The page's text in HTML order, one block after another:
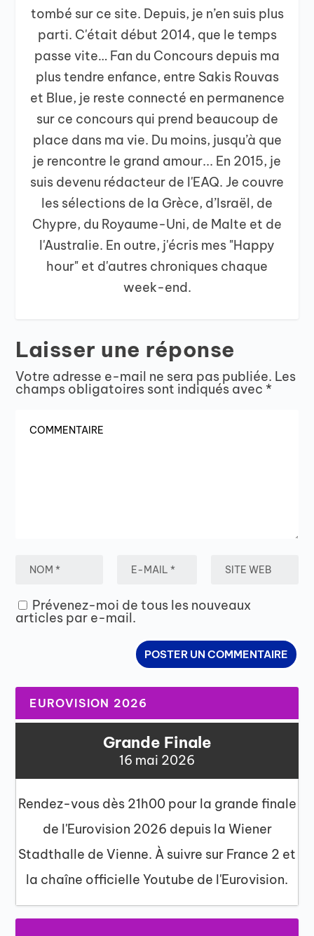
tombé sur ce site. Depuis, je n’en suis plus
parti. C'était début 2014, que le temps
passe vite… Fan du Concours depuis ma
plus tendre enfance, entre Sakis Rouvas
et Blue, je reste connecté en permanence
sur ce concours qui prend beaucoup de
place dans ma vie. Du moins, jusqu’à que
je rencontre le grand amour... En 2015, je
suis devenu rédacteur de l'EAQ. Je couvre
les sélections de la Grèce, d’Israël, de
Chypre, du Royaume-Uni, de Malte et de
l'Australie. En outre, j'écris mes "Happy
hour" et d'autres chroniques chaque
week-end.
Laisser une réponse
Votre adresse e-mail ne sera pas publiée. Les
champs obligatoires sont indiqués avec *
Prévenez-moi de tous les nouveaux
articles par e-mail.
EUROVISION 2026
Grande Finale
16 mai 2026
Rendez-vous dès 21h00 pour la grande finale
de l'Eurovision 2026 depuis la Wiener
Stadthalle de Vienne. À suivre sur France 2 et
la chaîne officielle Youtube de l'Eurovision.